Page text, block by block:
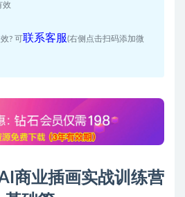
效
? 可 联系客服(右侧点击扫码添加微
商业插画实战训练营